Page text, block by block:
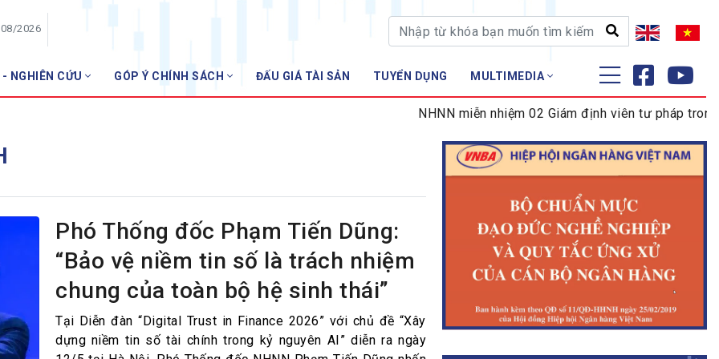
2026
NGHIÊN CỨU GÓP Ý CHÍNH SÁCH ĐẤU GIÁ TÀI SẢN TUYỂN DỤNG MULTIMEDIA
hàng
ĐÀO TẠO - NGHIÊN CỨU
Tập huấn
NHNN miễn nhiệm 02 Giám định viên tư pháp trong
Phó Thống đốc Phạm Tiến Dũng:
“Bảo vệ niềm tin số là trách nhiệm
chung của toàn bộ hệ sinh thái”
Tại Diễn đàn “Digital Trust in Finance 2026” với chủ đề “Xây
dựng niềm tin số tài chính trong kỷ nguyên AI” diễn ra ngày